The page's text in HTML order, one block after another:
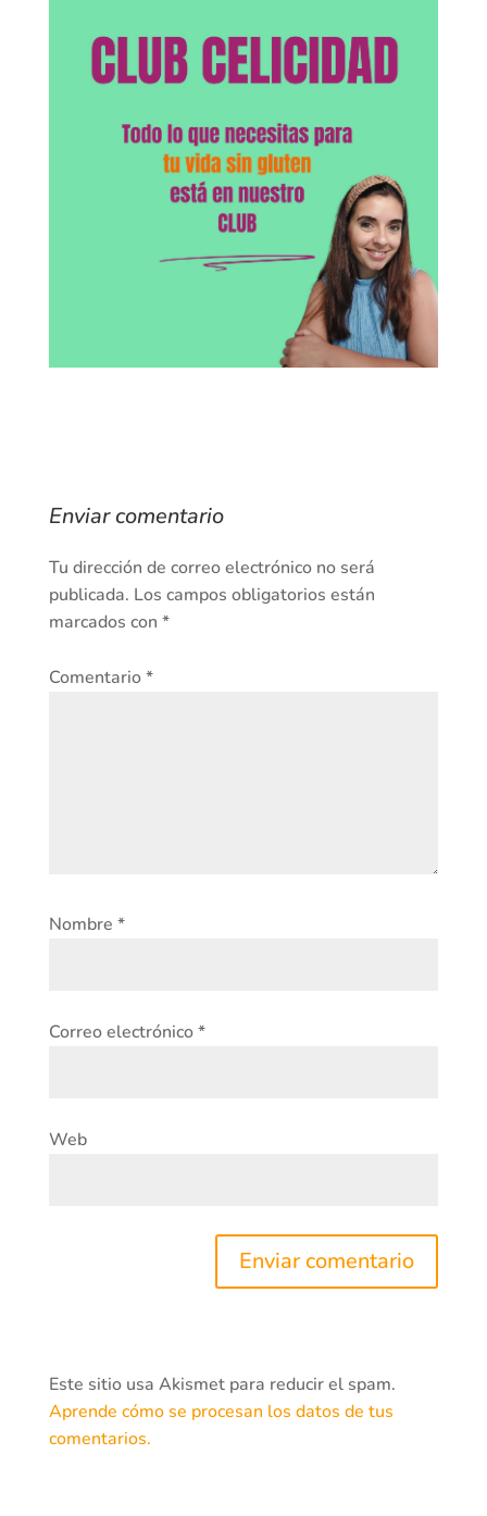
Enviar comentario
Tu dirección de correo electrónico no será
publicada. Los campos obligatorios están
marcados con *
Comentario*
Nombre *
Correo electrónico*
Web
Este sitio usa Akismet para reducir el spam.
Aprende cómo se procesan los datos de tus
comentarios.